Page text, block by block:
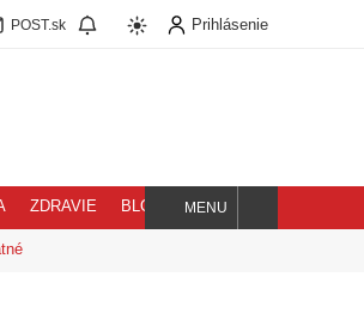
POST.sk Prihlásenie
ZDRAVIE BLOG
Hľadaj
MENU